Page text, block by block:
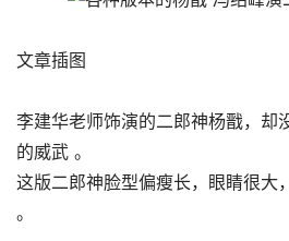
文章插图
李建华老师饰演的二郎神杨戬，却
的威武 。
这版二郎神脸型偏瘦长，眼睛很大
。